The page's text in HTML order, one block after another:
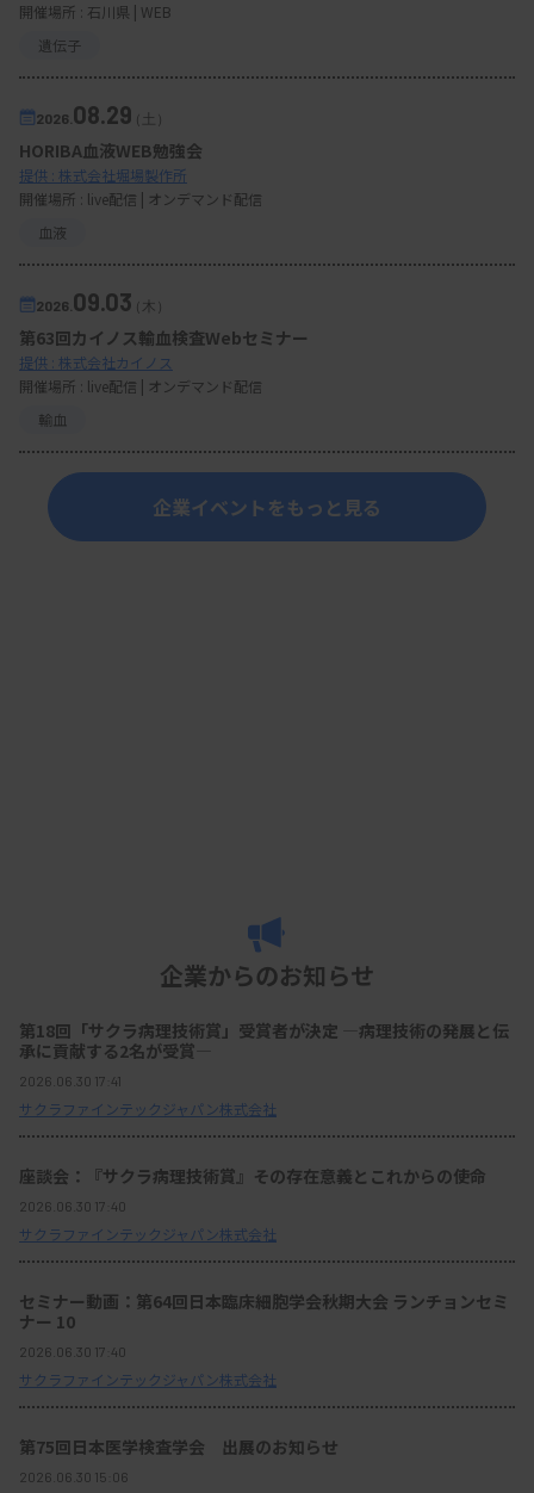
開催場所 : 石川県 | WEB
遺伝子
2026. 08.29（土）
HORIBA血液WEB勉強会
提供 : 株式会社堀場製作所
開催場所 : live配信 | オンデマンド配信
血液
2026. 09.03（木）
第63回カイノス輸血検査Webセミナー
提供 : 株式会社カイノス
開催場所 : live配信 | オンデマンド配信
輸血
企業イベントをもっと見る
企業からのお知らせ
第18回「サクラ病理技術賞」受賞者が決定 ―病理技術の発展と伝
承に貢献する2名が受賞―
2026.06.30 17:41
サクラファインテックジャパン株式会社
座談会：『サクラ病理技術賞』その存在意義とこれからの使命
2026.06.30 17:40
サクラファインテックジャパン株式会社
セミナー動画：第64回日本臨床細胞学会秋期大会 ランチョンセミ
ナー 10
2026.06.30 17:40
サクラファインテックジャパン株式会社
第75回日本医学検査学会 出展のお知らせ
2026.06.30 15:06